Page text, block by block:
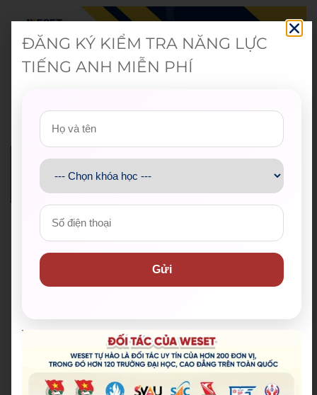
Bài viết mới nhất
Spider-Man: Brand New Day – Bộ
phim được kỳ vọng đưa MCU trở
lại thời kỳ đỉnh cao
ĐĂNG KÝ KIỂM TRA NĂNG LỰC
TIẾNG ANH MIỄN PHÍ
Gửi